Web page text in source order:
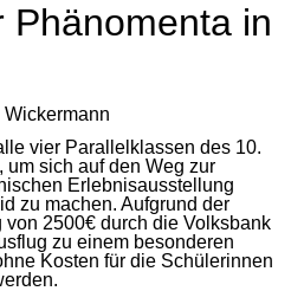
Phänomenta in
Wickermann
vier Parallelklassen des 10.
sich auf den Weg zur
Erlebnisausstellung
zu machen. Aufgrund der
2500€ durch die Volksbank
zu einem besonderen
Kosten für die Schülerinnen